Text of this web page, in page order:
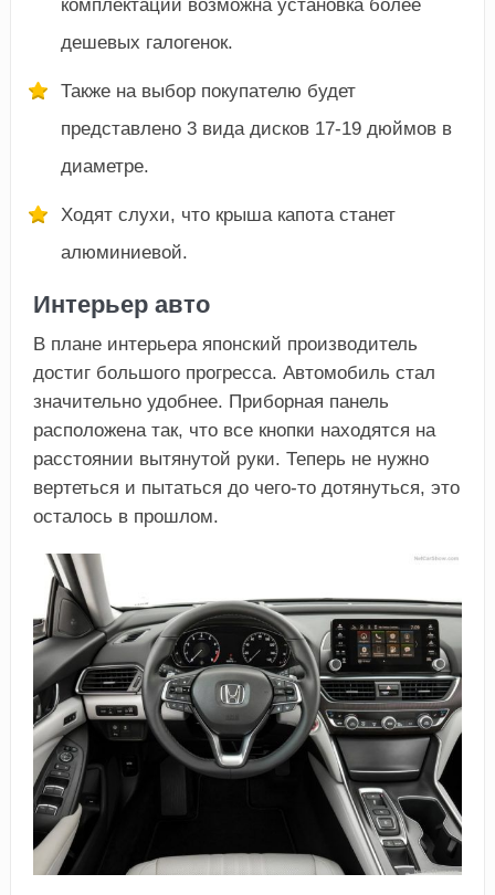
комплектации возможна установка более
дешевых галогенок.
Также на выбор покупателю будет
представлено 3 вида дисков 17-19 дюймов в
диаметре.
Ходят слухи, что крыша капота станет
алюминиевой.
Интерьер авто
В плане интерьера японский производитель
достиг большого прогресса. Автомобиль стал
значительно удобнее. Приборная панель
расположена так, что все кнопки находятся на
расстоянии вытянутой руки. Теперь не нужно
вертеться и пытаться до чего-то дотянуться, это
осталось в прошлом.